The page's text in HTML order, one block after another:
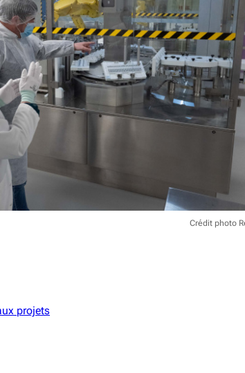
Crédit photo
projets